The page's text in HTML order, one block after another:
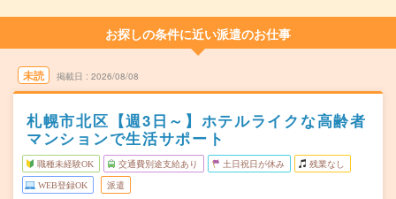
お探しの条件に近い派遣のお仕事
未読 掲載日 2026/08/08
札幌市北区【週3日～】ホテルライクな高齢者
マンションで生活サポート
職種未経験OK 交通費別途支給あり 土日祝日が休み 残業なし
WEB登録OK 派遣